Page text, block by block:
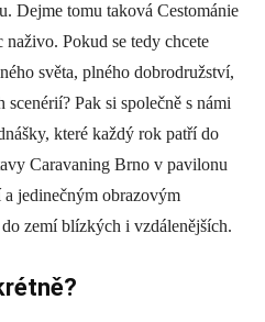
Dejme tomu taková Cestománie
naživo. Pokud se tedy chcete
světa, plného dobrodružství,
Pak si společně s námi
které každý rok patří do
Caravaning Brno v pavilonu
jedinečným obrazovým
zemí blízkých i vzdálenějších.